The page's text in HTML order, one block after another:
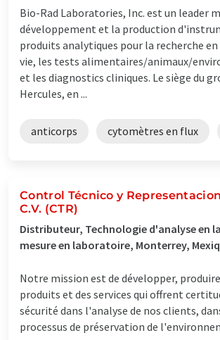
Bio-Rad Laboratories, Inc. est un leader
développement et la production
produits analytiques pour la recherche en
vie, les tests alimentaires/animaux/
et les diagnostics cliniques. Le siège du
Hercules, en ...
anticorps cytomètres en flux
Control Técnico y
C.V. (CTR)
Distributeur, Technologie d'analyse en
mesure en laboratoire, Monterrey,
Notre mission est de développer,
produits et des services qui offrent
sécurité dans l'analyse de nos clients,
processus de préservation de